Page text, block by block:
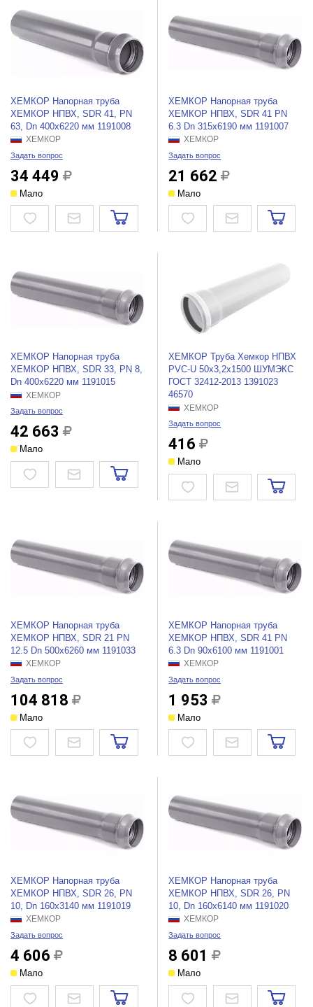
ХЕМКОР Напорная труба
ХЕМКОР НПВХ, SDR 41, PN
63, Dn 400x6220 мм 1191008
ХЕМКОР
Задать вопрос
34 449
Мало
ХЕМКОР Напорная труба
ХЕМКОР НПВХ, SDR 41 PN
6.3 Dn 315x6190 мм 1191007
ХЕМКОР
Задать вопрос
21 662
Мало
ХЕМКОР Напорная труба
ХЕМКОР НПВХ, SDR 33, PN 8,
Dn 400x6220 мм 1191015
ХЕМКОР
Задать вопрос
42 663
Мало
ХЕМКОР Труба Хемкор НПВХ
PVC-U 50x3,2x1500 ШУМЭКС
ГОСТ 32412-2013 1391023
46570
ХЕМКОР
Задать вопрос
416
Мало
ХЕМКОР Напорная труба
ХЕМКОР НПВХ, SDR 21 PN
12.5 Dn 500x6260 мм 1191033
ХЕМКОР
Задать вопрос
104 818
Мало
ХЕМКОР Напорная труба
ХЕМКОР НПВХ, SDR 41 PN
6.3 Dn 90x6100 мм 1191001
ХЕМКОР
Задать вопрос
1 953
Мало
ХЕМКОР Напорная труба
ХЕМКОР НПВХ, SDR 26, PN
10, Dn 160x3140 мм 1191019
ХЕМКОР
Задать вопрос
4 606
Мало
ХЕМКОР Напорная труба
ХЕМКОР НПВХ, SDR 26, PN
10, Dn 160x6140 мм 1191020
ХЕМКОР
Задать вопрос
8 601
Мало